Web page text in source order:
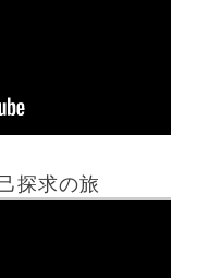
探求の旅
ホーム